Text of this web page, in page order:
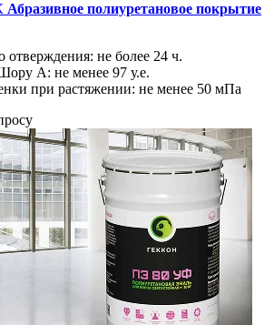
Абразивное полиуретановое покрытие
отверждения: не более 24 ч.
Шору А: не менее 97 у.е.
при растяжении: не менее 50 мПа